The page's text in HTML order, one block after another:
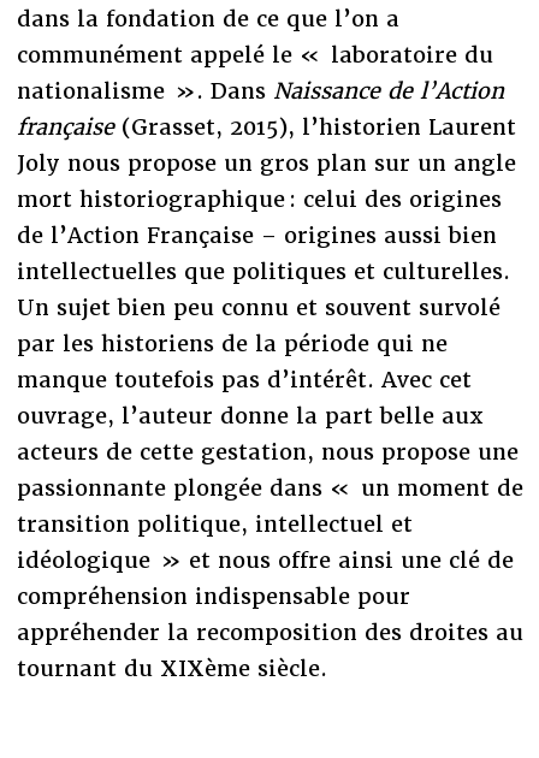
dans la fondation de ce que l’on a
communément appelé le « laboratoire du
nationalisme ». Dans Naissance de l’Action
française(Grasset, 2015), l’historien Laurent
Joly nous propose un gros plan sur un angle
mort historiographique : celui des origines
de l’Action Française – origines aussi bien
intellectuelles que politiques et culturelles.
Un sujet bien peu connu et souvent survolé
par les historiens de la période qui ne
manque toutefois pas d’intérêt. Avec cet
ouvrage, l’auteur donne la part belle aux
acteurs de cette gestation, nous propose une
passionnante plongée dans « un moment de
transition politique, intellectuel et
idéologique » et nous offre ainsi une clé de
compréhension indispensable pour
appréhender la recomposition des droites au
tournant du XIXème siècle.